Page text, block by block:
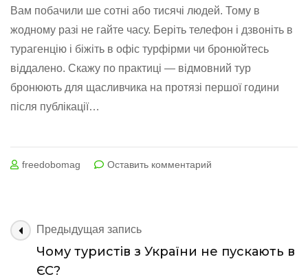
Вам побачили ше сотні або тисячі людей. Тому в
жодному разі не гайте часу. Беріть телефон і дзвоніть в
турагенцію і біжіть в офіс турфірми чи бронюйтесь
віддалено. Скажу по практиці — відмовний тур
бронюють для щасливчика на протязі першої години
після публікації…
freedobomag Оставить комментарий
Львова
Навигация
записям
Предыдущая запись
Чому туристів з України не пускають в
ЄС?